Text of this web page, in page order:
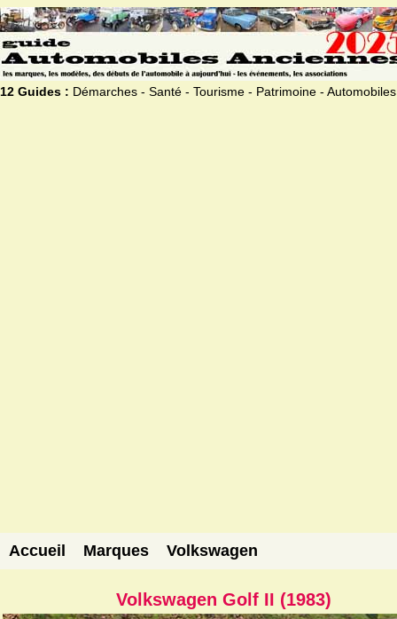
12 Guides : Démarches - Santé - Tourisme - Patrimoine - Automobiles
Accueil Marques Volkswagen
Volkswagen Golf II (1983)